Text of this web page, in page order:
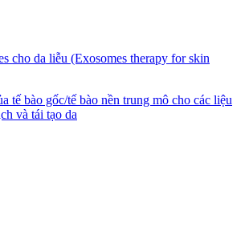
cho da liễu (Exosomes therapy for skin
tế bào gốc/tế bào nền trung mô cho các liệu
và tái tạo da